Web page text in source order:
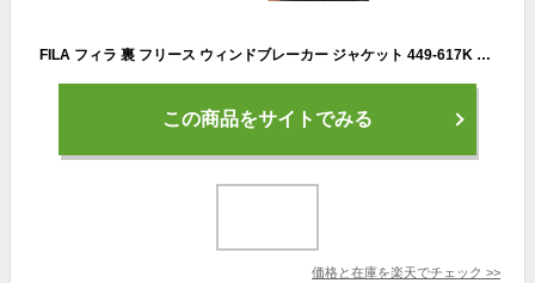
FILA フィラ 裏 フリース ウィンドブレーカー ジャケット 449-617K レディース RUNNING FITNESS
この商品をサイトでみる
価格と在庫を楽天でチェック >>